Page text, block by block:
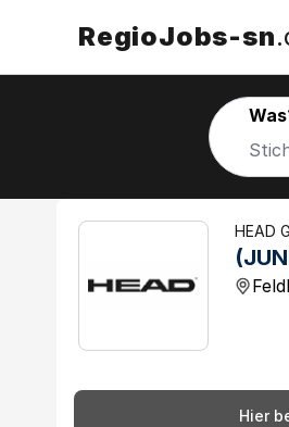
RegioJobs-sn
HEAD
Hier